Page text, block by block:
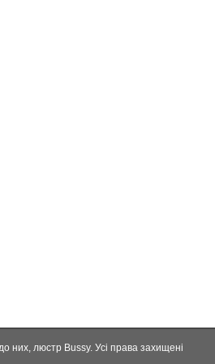
них, люстр Bussy. Усі права захищені